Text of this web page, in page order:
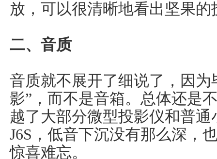
放，可以很清晰地看出坚果的
二、音质
音质就不展开了细说了，因
影”，而不是音箱。总体还是
越了大部分微型投影仪和普
J6S，低音下沉没有那么深，
惊喜难忘。